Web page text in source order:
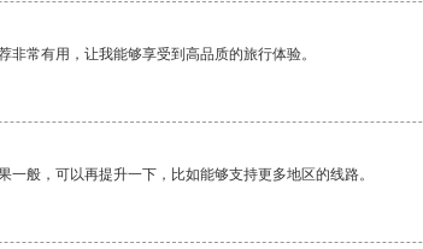
非常有用，让我能够享受到高品质的旅行体验。
一般，可以再提升一下，比如能够支持更多地区的线路。